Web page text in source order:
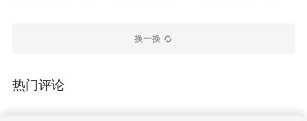
换一换
热门评论